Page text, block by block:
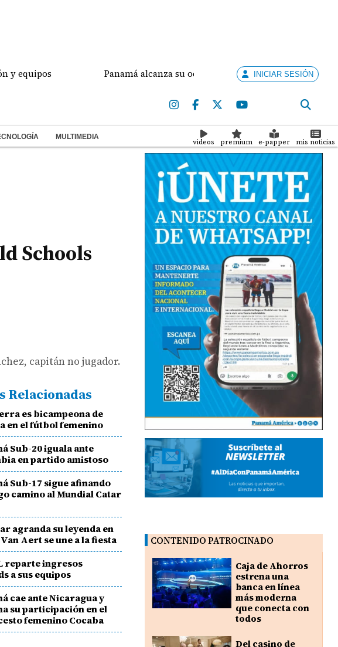
Panamá alcanza su octava medalla de oro en Santo
INICIAR SESIÓN
MULTIMEDIA
videos premium e-papper mis noticias
Schools
capitán no jugador.
Relacionadas
es bicampeona de
en el fútbol femenino
Sub-20 iguala ante
en partido amistoso
Sub-17 sigue afinando
camino al Mundial Catar
agranda su leyenda en
Aert se une a la fiesta
reparte ingresos
a sus equipos
cae ante Nicaragua y
su participación en el
femenino Cocaba
CONTENIDO PATROCINADO
Caja de Ahorros
estrena una
banca en línea
más moderna
que conecta con
todos
Del casino de